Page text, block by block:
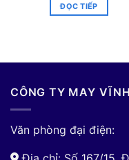
ĐỌC TIẾP
CÔNG TY MAY
Văn phòng đại điện: